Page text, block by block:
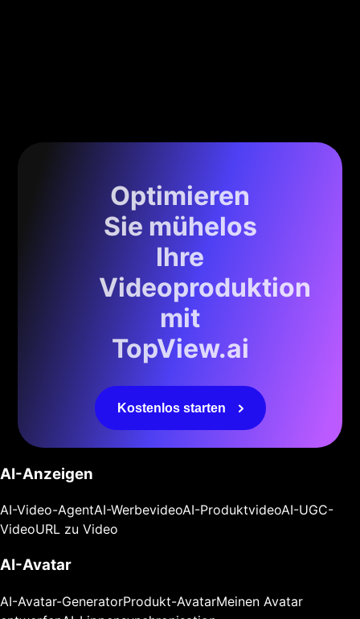
Optimieren
Sie mühelos
Ihre
Videoproduktion
mit
TopView.ai
Kostenlos starten
AI-Anzeigen
AI-Video-AgentAI-WerbevideoAI-ProduktvideoAI-UGC-
VideoURL zu Video
AI-Avatar
AI-Avatar-GeneratorProdukt-AvatarMeinen Avatar